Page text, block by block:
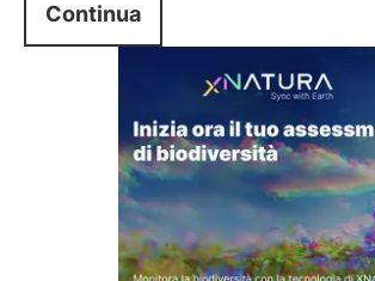
Continua